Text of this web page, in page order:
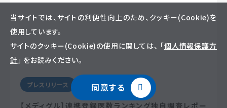
プレスリリース
【メディグル】連携登録医数ランキング独⾃調査レポー
当サイトでは、サイトの利便性向上のため、クッキー(Cookie)を
使用しています。
サイトのクッキー(Cookie)の使用に関しては、 「個人情報保護方
針」 をお読みください。
同意する